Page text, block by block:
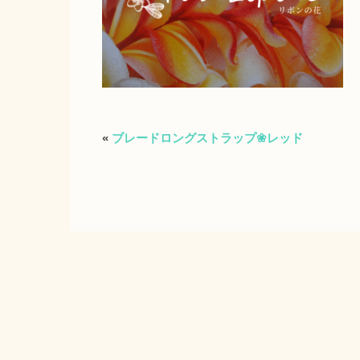
« ブレードロングストラップ❀レッド